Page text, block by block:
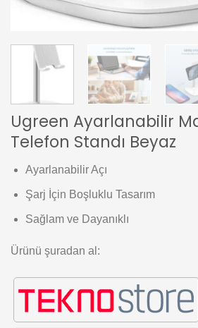
Ugreen Ayarlanabilir
Telefon Standı Beyaz
Ayarlanabilir Açı
Şarj İçin Boşluklu Tasarım
Sağlam ve Dayanıklı
Ürünü şuradan al: